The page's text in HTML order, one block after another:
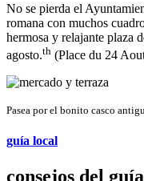
No se pierda el
romana con muchos
hermosa y relajante plaza
agosto.th (Place du 24
Pasea por el bonito casco
guía local
consejos del